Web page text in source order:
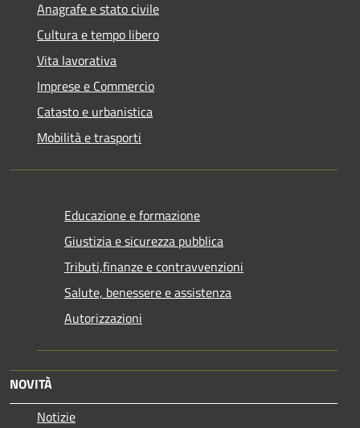
Anagrafe e stato civile
Cultura e tempo libero
Vita lavorativa
Imprese e Commercio
Catasto e urbanistica
Mobilità e trasporti
Educazione e formazione
Giustizia e sicurezza pubblica
Tributi,finanze e contravvenzioni
Salute, benessere e assistenza
Autorizzazioni
NOVITÀ
Notizie